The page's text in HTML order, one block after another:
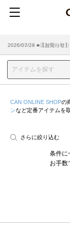
2026/07/29 ■【お知らせ
2026/03/18 ■店舗受け取
CAN ONLINE SHOPの
ンなど定番アイテムを
さらに絞り込む
条件に
お手数